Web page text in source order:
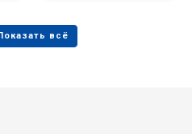
от 80 мин